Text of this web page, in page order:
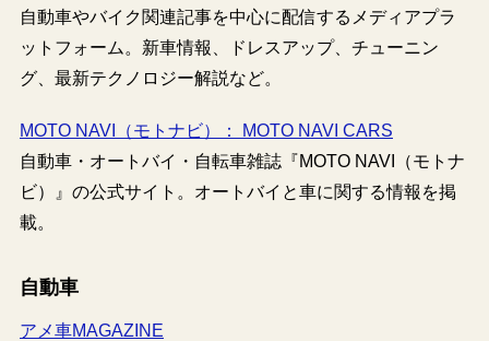
自動車やバイク関連記事を中心に配信するメディアプラ
ットフォーム。新車情報、ドレスアップ、チューニン
グ、最新テクノロジー解説など。
MOTO NAVI（モトナビ）： MOTO NAVI CARS
自動車・オートバイ・自転車雑誌『MOTO NAVI（モトナ
ビ）』の公式サイト。オートバイと車に関する情報を掲
載。
自動車
アメ車MAGAZINE